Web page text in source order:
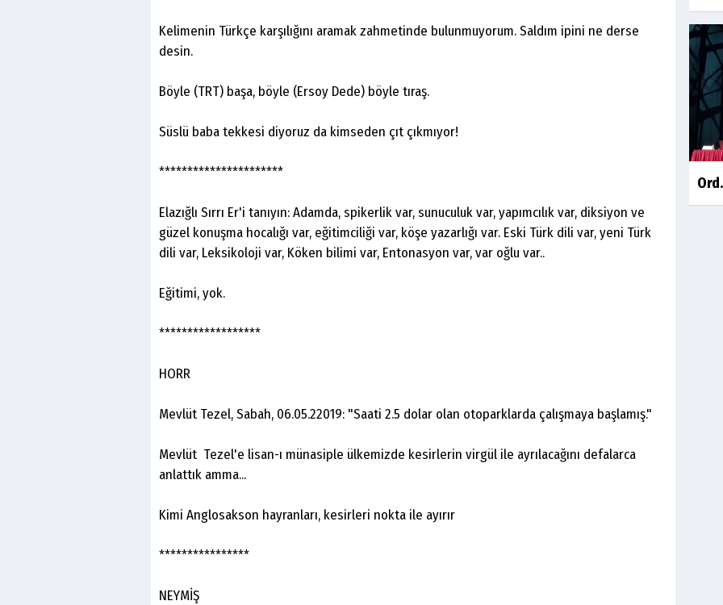
Kelimenin Türkçe karşılığını aramak zahmetinde bulunmuyorum. Saldım ipini ne derse
desin.
Böyle (TRT) başa, böyle (Ersoy Dede) böyle tıraş.
Süslü baba tekkesi diyoruz da kimseden çıt çıkmıyor!
**********************
Elazığlı Sırrı Er'i tanıyın: Adamda, spikerlik var, sunuculuk var, yapımcılık var, diksiyon ve
güzel konuşma hocalığı var, eğitimciliği var, köşe yazarlığı var. Eski Türk dili var, yeni Türk
dili var, Leksikoloji var, Köken bilimi var, Entonasyon var, var oğlu var..
Eğitimi, yok.
******************
HORR
Mevlüt Tezel, Sabah, 06.05.22019: "Saati 2.5 dolar olan otoparklarda çalışmaya başlamış."
Mevlüt Tezel'e lisan-ı münasiple ülkemizde kesirlerin virgül ile ayrılacağını defalarca
anlattık amma...
Kimi Anglosakson hayranları, kesirleri nokta ile ayırır
****************
NEYMİŞ